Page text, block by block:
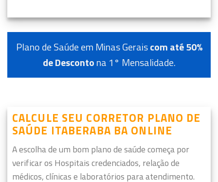
Plano de Saúde em Minas Geraiscom até 50%
de Descontona 1° Mensalidade.
CALCULE SEU CORRETOR PLANO DE
SAÚDE ITABERABA BA ONLINE
A escolha de um bom plano de saúde começa por
verificar os Hospitais credenciados, relação de
médicos, clínicas e laboratórios para atendimento.